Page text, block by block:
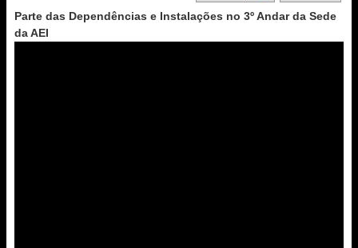
Parte das Dependências e Instalações no 3º Andar da Sede
da AEI